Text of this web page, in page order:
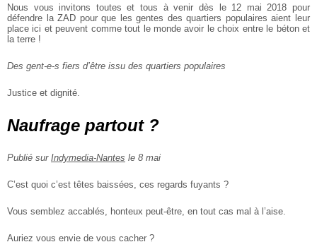
Nous vous invitons toutes et tous à venir dès le 12 mai 2018 pour
défendre la ZAD pour que les gentes des quartiers populaires aient leur
place ici et peuvent comme tout le monde avoir le choix entre le béton et
la terre !
Des gent-e-s fiers d’être issu des quartiers populaires
Justice et dignité.
Naufrage partout ?
Publié sur Indymedia-Nantes le 8 mai
C’est quoi c’est têtes baissées, ces regards fuyants ?
Vous semblez accablés, honteux peut-être, en tout cas mal à l’aise.
Auriez vous envie de vous cacher ?